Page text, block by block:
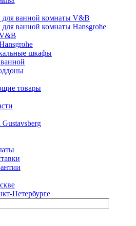
для ванной комнаты V&B
для ванной комнаты Hansgrohe
шкафы
товары
Петербурге